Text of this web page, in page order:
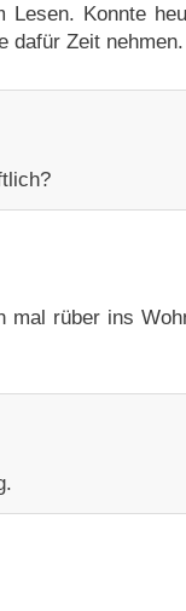
Konnte
dafür Zeit nehmen.
mal rüber ins